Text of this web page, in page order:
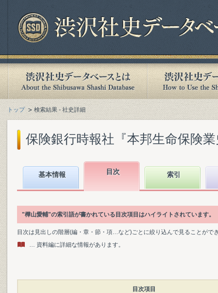
トップ 検索結果 - 社史詳細
保険銀行時報社『本邦生命保険
基本情報 目次 索引
"樺山愛輔"の索引語が書かれている目次項目はハイライトされています。
目次は見出しの階層(編・章・節・項…など)ごとに絞り込んで見ることがで
… 資料編に詳細な情報があります。
目次項目